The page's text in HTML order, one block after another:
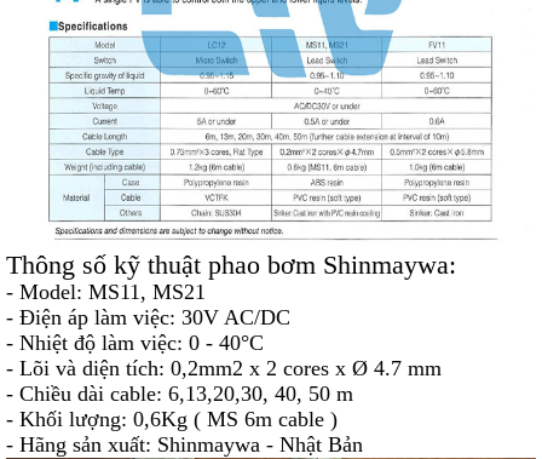
Thông số kỹ thuật phao bơm Shinmaywa:
- Model: MS11, MS21
- Điện áp làm việc: 30V AC/DC
- Nhiệt độ làm việc: 0 - 40°C
- Lõi và diện tích: 0,2mm2 x 2 cores x Ø 4.7 mm
- Chiều dài cable: 6,13,20,30, 40, 50 m
- Khối lượng: 0,6Kg ( MS 6m cable )
- Hãng sản xuất: Shinmaywa - Nhật Bản